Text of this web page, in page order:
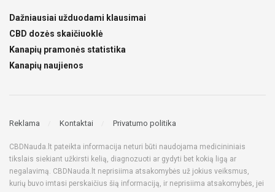
Dažniausiai užduodami klausimai
CBD dozės skaičiuoklė
Kanapių pramonės statistika
Kanapių naujienos
Reklama Kontaktai Privatumo politika
CBDNauda.lt pateikta informacija neturi būti naudojama medicininiais
tikslais siekiant užkirsti kelią, diagnozuoti ar gydyti bet kokią ligą ar
negalavimą. CBDNauda.lt neprisiima atsakomybės už jokius veiksmus,
kurių buvo imtasi perskaičius šią informaciją, ir neprisiima atsakomybės, jei